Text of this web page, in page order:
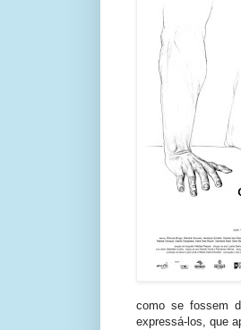
como se fossem
expressá-los, que